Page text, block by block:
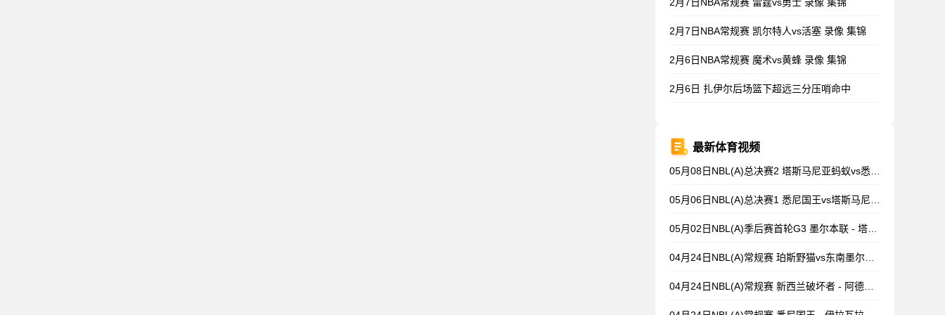
2月7日NBA常规赛 凯尔特人vs活塞 录像 集锦
2月6日NBA常规赛 魔术vs黄蜂 录像 集锦
2月6日 扎伊尔后场篮下超远三分压哨命中
最新体育视频
05月08日NBL(A)总决赛2 塔斯马尼亚蚂蚁vs悉尼国王 录像
05月06日NBL(A)总决赛1 悉尼国王vs塔斯马尼亚蚂蚁 全场录像
05月02日NBL(A)季后赛首轮G3 墨尔本联 - 塔斯马尼亚蚂蚁 录像集锦
04月24日NBL(A)常规赛 珀斯野猫vs东南墨尔本凤凰 录像
04月24日NBL(A)常规赛 新西兰破坏者 - 阿德莱德36人 录像集锦